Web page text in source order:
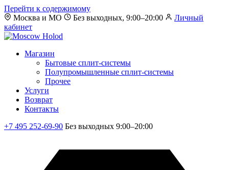
Перейти к содержимому
Москва и МО
Без выходных, 9:00–20:00
Личный
кабинет
Магазин
Бытовые сплит-системы
Полупромышленные сплит-системы
Прочее
Услуги
Возврат
Контакты
+7 495 252-69-90 Без выходных 9:00–20:00